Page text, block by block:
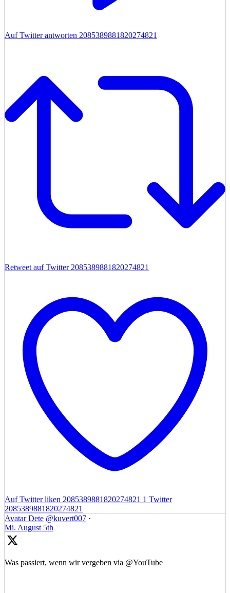
Auf Twitter antworten 2085389881820274821
Retweet auf Twitter 2085389881820274821
Auf Twitter liken 2085389881820274821 1 Twitter
2085389881820274821
Avatar Dete @kuvert007 ·
Mi. August 5th
Was passiert, wenn wir vergeben via @YouTube